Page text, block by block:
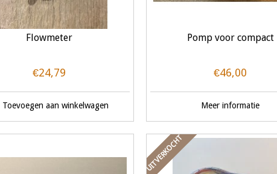
Flowmeter
€24,79
Toevoegen aan winkelwagen
Pomp voor compact
€46,00
Meer informatie
UITVERKOCHT